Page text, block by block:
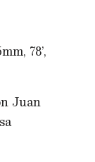
78’,
Juan